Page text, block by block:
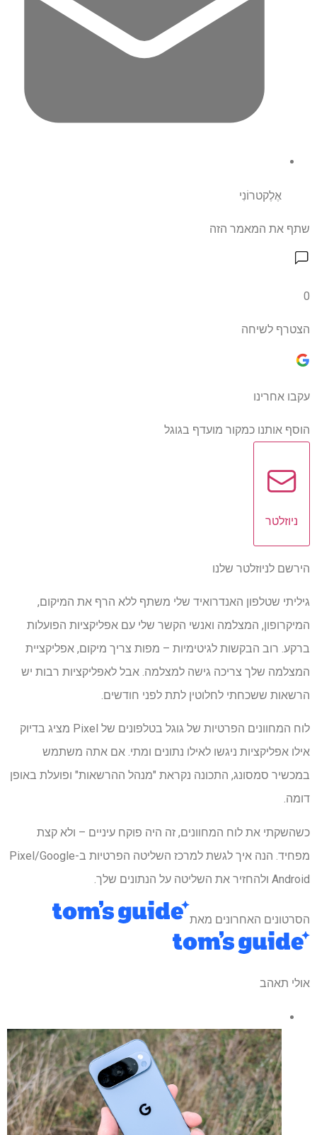
אֶלֶקטרוֹנִי
שתף את המאמר הזה
0
הצטרף לשיחה
עקבו אחרינו
הוסף אותנו כמקור מועדף בגוגל
ניוזלטר
הירשם לניוזלטר שלנו
גיליתי שטלפון האנדרואיד שלי משתף ללא הרף את המיקום,
המיקרופון, המצלמה ואנשי הקשר שלי עם אפליקציות הפועלות
ברקע. רוב הבקשות לגיטימיות – מפות צריך מיקום, אפליקציית
המצלמה שלך צריכה גישה למצלמה. אבל לאפליקציות רבות יש
הרשאות ששכחתי לחלוטין לתת לפני חודשים.
לוח המחוונים הפרטיות של גוגל בטלפונים של Pixel מציג בדיוק
אילו אפליקציות ניגשו לאילו נתונים ומתי. אם אתה משתמש
במכשיר סמסונג, התכונה נקראת "מנהל ההרשאות" ופועלת באופן
דומה.
כשהשקתי את לוח המחוונים, זה היה פוקח עיניים – ולא קצת
מפחיד. הנה איך לגשת למרכז השליטה הפרטיות ב-Pixel/Google
Android ולהחזיר את השליטה על הנתונים שלך.
הסרטונים האחרונים מאת
אולי תאהב